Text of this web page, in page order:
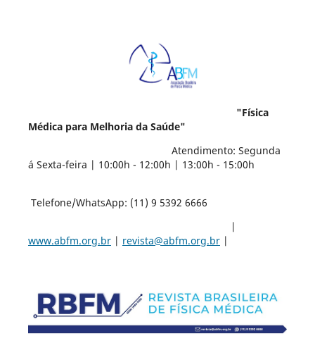
"Física
Médica para Melhoria da Saúde"
Atendimento: Segunda
á Sexta-feira | 10:00h - 12:00h | 13:00h - 15:00h
Telefone/WhatsApp: (11) 9 5392 6666
|
www.abfm.org.br| revista@abfm.org.br|